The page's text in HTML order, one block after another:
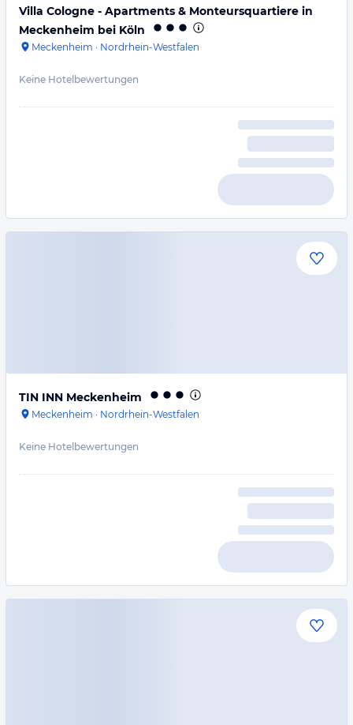
Villa Cologne - Apartments & Monteursquartiere in
Meckenheim bei Köln
Meckenheim · Nordrhein-Westfalen
Keine Hotelbewertungen
TIN INN Meckenheim
Meckenheim · Nordrhein-Westfalen
Keine Hotelbewertungen